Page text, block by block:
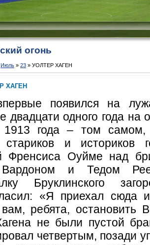
огонь
Июль » 23 » УОЛТЕР ХАГЕН
ХАГЕН
появился на
двадцати одного года на
1913 года – том самом,
стариков и историков
Френсиса Оуйме над
и Тедом
Бруклинского
«Я приехал сюда
ребята, остановить
не были пустой
четвертым, позади